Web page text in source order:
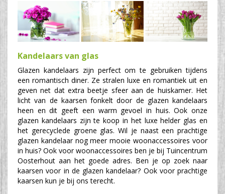
Kandelaars van glas
Glazen kandelaars zijn perfect om te gebruiken tijdens
een romantisch diner. Ze stralen luxe en romantiek uit en
geven net dat extra beetje sfeer aan de huiskamer. Het
licht van de kaarsen fonkelt door de glazen kandelaars
heen en dit geeft een warm gevoel in huis. Ook onze
glazen kandelaars zijn te koop in het luxe helder glas en
het gerecyclede groene glas. Wil je naast een prachtige
glazen kandelaar nog meer mooie woonaccessoires voor
in huis? Ook voor woonaccessoires ben je bij Tuincentrum
Oosterhout aan het goede adres. Ben je op zoek naar
kaarsen voor in de glazen kandelaar? Ook voor prachtige
kaarsen kun je bij ons terecht.